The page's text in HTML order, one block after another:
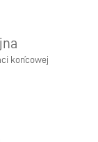
końcowej